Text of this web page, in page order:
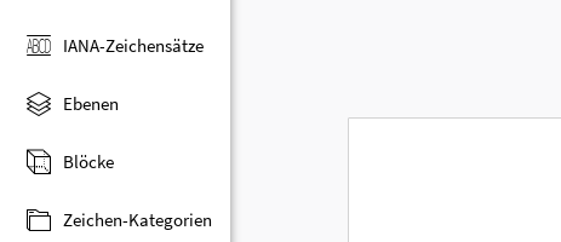
IANA-Zeichensätze
Ebenen
Blöcke
Zeichen-Kategorien